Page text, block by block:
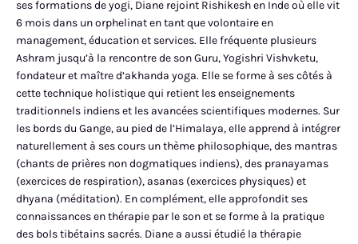
ses formations de yogi, Diane rejoint Rishikesh en Inde où elle vit
6 mois dans un orphelinat en tant que volontaire en
management, éducation et services. Elle fréquente plusieurs
Ashram jusqu’à la rencontre de son Guru, Yogishri Vishvketu,
fondateur et maître d’akhanda yoga. Elle se forme à ses côtés à
cette technique holistique qui retient les enseignements
traditionnels indiens et les avancées scientifiques modernes. Sur
les bords du Gange, au pied de l’Himalaya, elle apprend à intégrer
naturellement à ses cours un thème philosophique, des mantras
(chants de prières non dogmatiques indiens), des pranayamas
(exercices de respiration), asanas (exercices physiques) et
dhyana (méditation). En complément, elle approfondit ses
connaissances en thérapie par le son et se forme à la pratique
des bols tibétains sacrés. Diane a aussi étudié la thérapie